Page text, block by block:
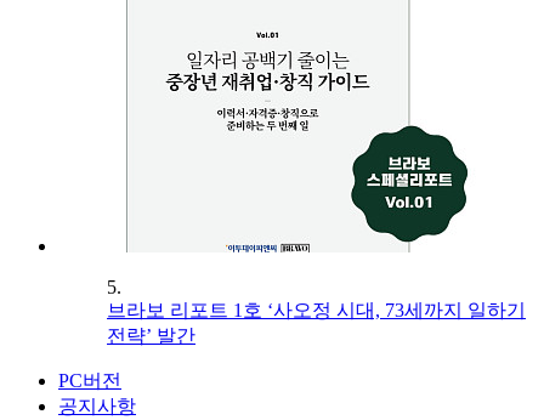
5.
브라보 리포트 1호 ‘사오정 시대, 73세까지 일하기
전략’ 발간
PC버전
공지사항